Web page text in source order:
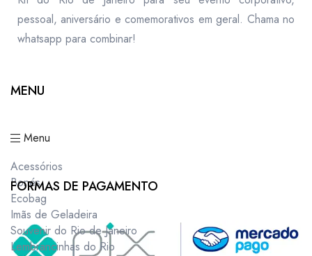
pessoal, aniversário e comemorativos em geral. Chama no
whatsapp para combinar!
MENU
Menu
Acessórios
Bonés
Ecobag
Imãs de Geladeira
Souvenir do Rio de Janeiro
Lembrancinhas do Rio
FORMAS DE PAGAMENTO